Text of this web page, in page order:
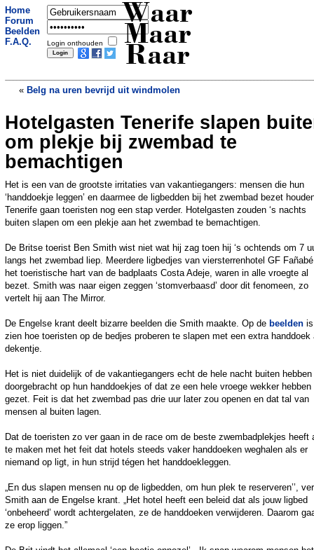
Home
Forum
Beelden
F.A.Q.
Login onthouden
Waar
Maar
Raar
« Belg na uren bevrijd uit windmolen
Joekels van aggregaten op gas moeten
voorkomen dat stroomnet in Utrecht
uitvalt»
Hotelgasten Tenerife slapen
om plekje bij zwembad te
bemachtigen
Het is een van de grootste irritaties van vakantiegangers: mensen die hun
‘handdoekje leggen’ en daarmee de ligbedden bij het zwembad bezet
Tenerife gaan toeristen nog een stap verder. Hotelgasten zouden ‘s nachts
buiten slapen om een plekje aan het zwembad te bemachtigen.
De Britse toerist Ben Smith wist niet wat hij zag toen hij ‘s ochtends om 7
langs het zwembad liep. Meerdere ligbedjes van viersterrenhotel GF
het toeristische hart van de badplaats Costa Adeje, waren in alle vroegte al
bezet. Smith was naar eigen zeggen ‘stomverbaasd’ door dit fenomeen, zo
vertelt hij aan The Mirror.
De Engelse krant deelt bizarre beelden die Smith maakte. Op de beelden
zien hoe toeristen op de bedjes proberen te slapen met een extra handdoek
dekentje.
Het is niet duidelijk of de vakantiegangers echt de hele nacht buiten hebben
doorgebracht op hun handdoekjes of dat ze een hele vroege wekker hebben
gezet. Feit is dat het zwembad pas drie uur later zou openen en dat tal van
mensen al buiten lagen.
Dat de toeristen zo ver gaan in de race om de beste zwembadplekjes heeft
te maken met het feit dat hotels steeds vaker handdoeken weghalen als er
niemand op ligt, in hun strijd tégen het handdoekleggen.
„En dus slapen mensen nu op de ligbedden, om hun plek te reserveren’’,
Smith aan de Engelse krant. „Het hotel heeft een beleid dat als jouw ligbed
‘onbeheerd’ wordt achtergelaten, ze de handdoeken verwijderen. Daarom
ze erop liggen.”